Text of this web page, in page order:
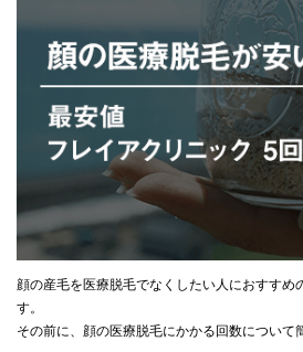
顔の産毛を医療脱毛でなくしたい人におすすめ
す。
その前に、顔の医療脱毛にかかる回数について